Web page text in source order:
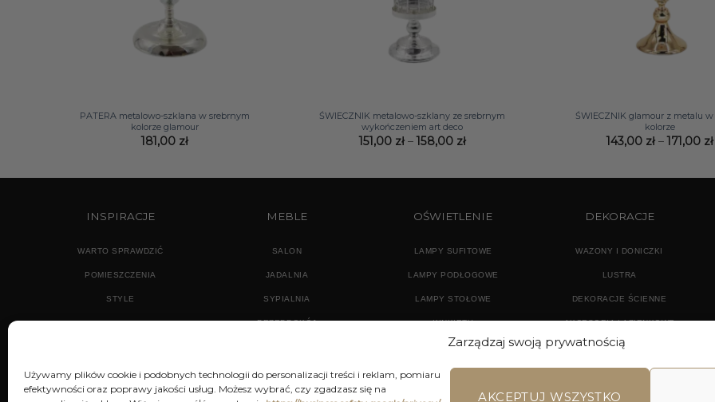
Zarządzaj swoją prywatnością
Używamy plików cookie i podobnych technologii do personalizacji treści i reklam, pomiaru
efektywności oraz poprawy jakości usług. Możesz wybrać, czy zgadzasz się na
AKCEPTUJ WSZYSTKO
PATERA metalowo-szklana w srebrnym
kolorze glamour
181,00 zł
ŚWIECZNIK metalowo-szklany ze srebrnym
wykończeniem art deco
151,00 zł – 158,00 złZakres
do
ŚWIECZNIK glamour z metalu w
kolorze
143,00 zł – 171,00 zł
INSPIRACJE
WARTO SPRAWDZIĆ
POMIESZCZENIA
STYLE
MEBLE
SALON
JADALNIA
SYPIALNIA
PRZEDPOKÓJ
OŚWIETLENIE
LAMPY SUFITOWE
LAMPY PODŁOGOWE
LAMPY STOŁOWE
KINKIETY
DEKORACJE
WAZONY I DONICZKI
LUSTRA
DEKORACJE ŚCIENNE
AKCESORIA ŁAZIENKOWE
TEKSTYLIA